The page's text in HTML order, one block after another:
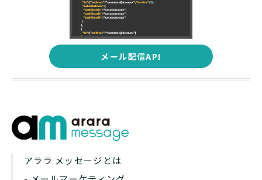
メール配信API
アララ メッセージとは